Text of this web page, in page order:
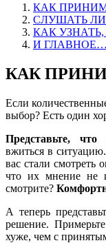
КАК
СЛУШАТЬ
КАК
И ГЛАВНОЕ…
КАК
Если
выбор? Есть один
Представьте,
вжиться в
вас стали смотреть
что их мнение не
смотрите?
А теперь
решение.
хуже, чем с